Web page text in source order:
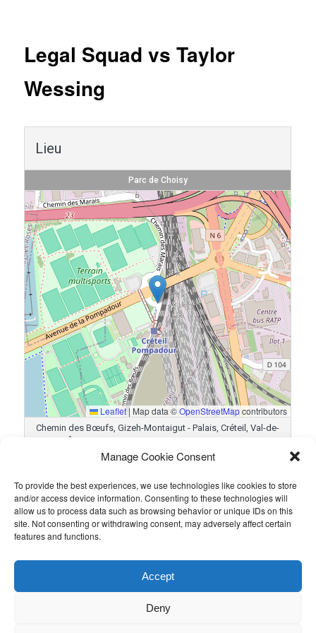
Manage Cookie Consent
To provide the best experiences, we use technologies like cookies to store
and/or access device information. Consenting to these technologies will
allow us to process data such as browsing behavior or unique IDs on this
site. Not consenting or withdrawing consent, may adversely affect certain
features and functions.
Accept
Deny
Legal Squad vs Taylor
Wessing
Lieu
Parc de Choisy
Leaflet | Map data ©OpenStreetMapcontributors
Chemin des Bœufs, Gizeh-Montaigut - Palais, Créteil, Val-de-
Résultats
Équipe Goals
Legal Squad
Taylor Wessing
5
Ce contenu a été publié parGuillaume PETIT. Mettez-le en favori